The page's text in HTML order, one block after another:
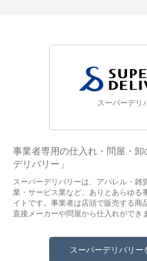
スーパーデリ
事業者専用の仕入れ・問屋・
デリバリー」
スーパーデリバリーは、アパレル・雑
業・サービス業など、ありとあらゆる
イトです。事業者は店頭で販売する商
直接メーカーや問屋から仕入れができ
スーパーデリバリー